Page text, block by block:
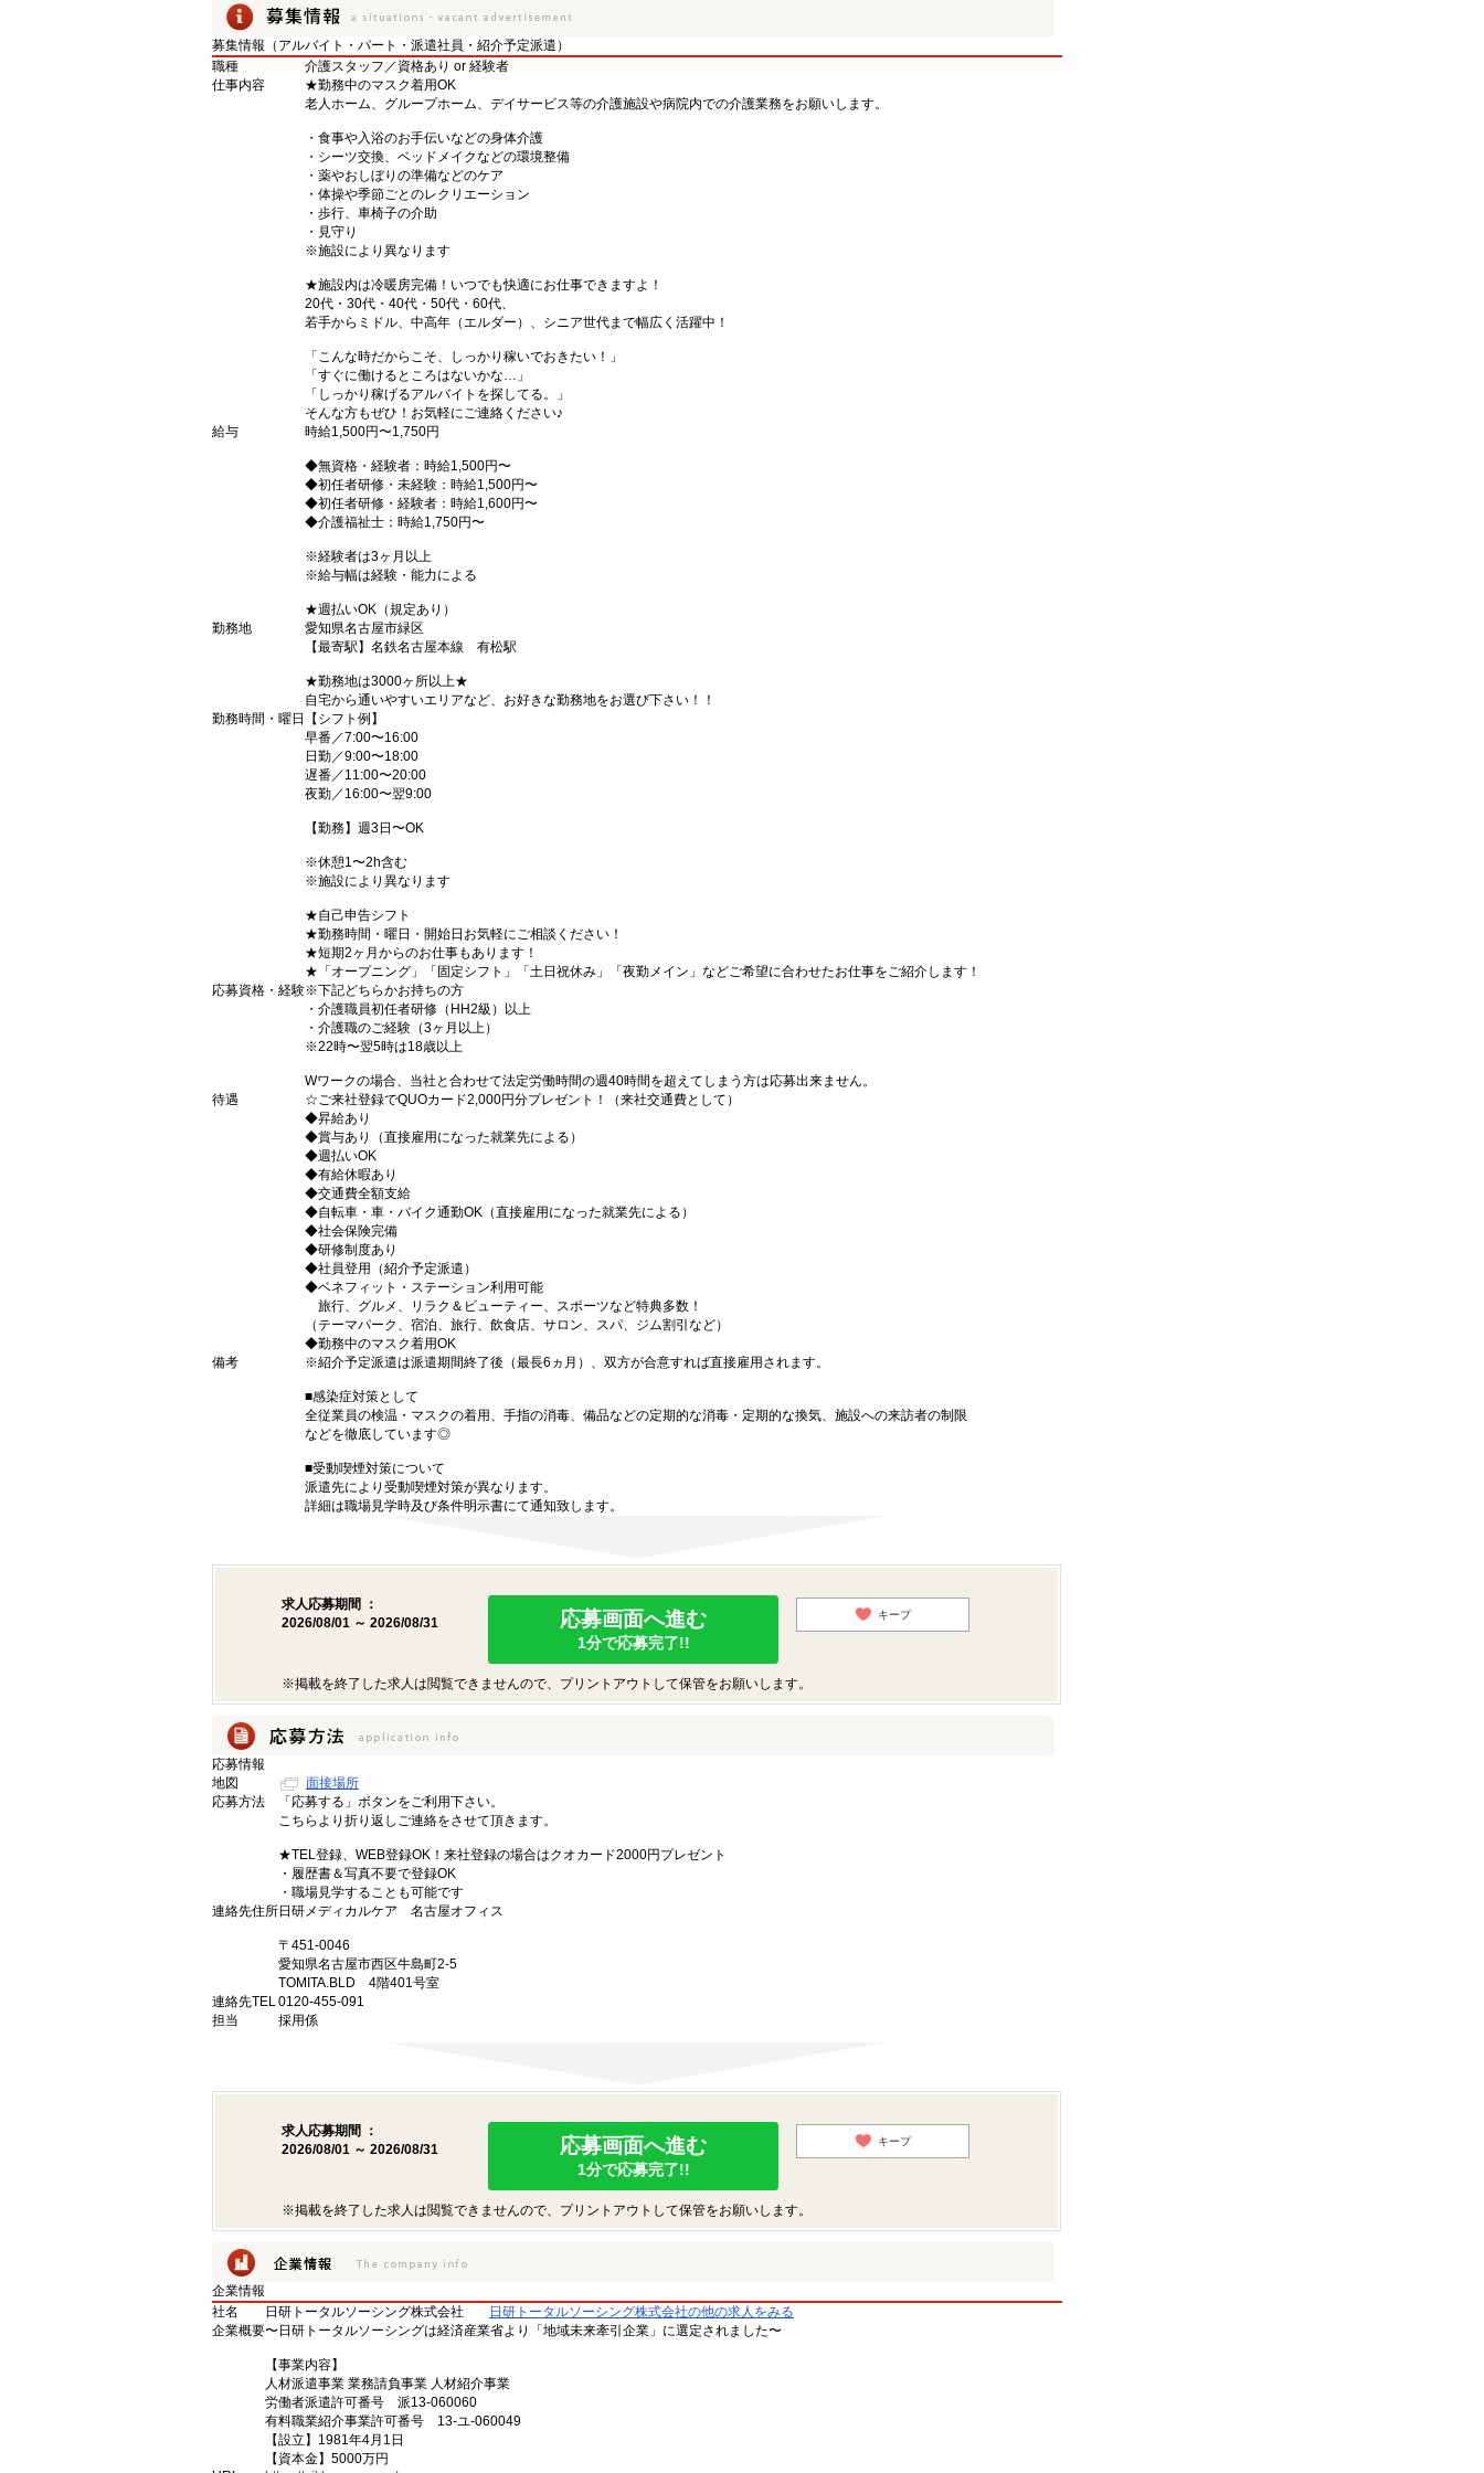
募集情報（アルバイト・パート・派遣社員・紹介予定派遣）
職種
介護スタッフ／資格あり or 経験者
仕事内容
★勤務中のマスク着用OK
老人ホーム、グループホーム、デイサービス等の介護施設や病院内での介護業務をお願いします。
・食事や入浴のお手伝いなどの身体介護
・シーツ交換、ベッドメイクなどの環境整備
・薬やおしぼりの準備などのケア
・体操や季節ごとのレクリエーション
・歩行、車椅子の介助
・見守り
※施設により異なります
★施設内は冷暖房完備！いつでも快適にお仕事できますよ！
20代・30代・40代・50代・60代、
若手からミドル、中高年（エルダー）、シニア世代まで幅広く活躍中！
「こんな時だからこそ、しっかり稼いでおきたい！」
「すぐに働けるところはないかな…」
「しっかり稼げるアルバイトを探してる。」
そんな方もぜひ！お気軽にご連絡ください♪
給与
時給1,500円〜1,750円
◆無資格・経験者：時給1,500円〜
◆初任者研修・未経験：時給1,500円〜
◆初任者研修・経験者：時給1,600円〜
◆介護福祉士：時給1,750円〜
※経験者は3ヶ月以上
※給与幅は経験・能力による
★週払いOK（規定あり）
勤務地
愛知県名古屋市緑区
【最寄駅】名鉄名古屋本線 有松駅
★勤務地は3000ヶ所以上★
自宅から通いやすいエリアなど、お好きな勤務地をお選び下さい！！
勤務時間・曜日
【シフト例】
早番／7:00〜16:00
日勤／9:00〜18:00
遅番／11:00〜20:00
夜勤／16:00〜翌9:00
【勤務】週3日〜OK
※休憩1〜2h含む
※施設により異なります
★自己申告シフト
★勤務時間・曜日・開始日お気軽にご相談ください！
★短期2ヶ月からのお仕事もあります！
★「オープニング」「固定シフト」「土日祝休み」「夜勤メイン」などご希望に合わせたお仕事をご紹介します！
応募資格・経験※下記どちらかお持ちの方
・介護職員初任者研修（HH2級）以上
・介護職のご経験（3ヶ月以上）
※22時〜翌5時は18歳以上
Wワークの場合、当社と合わせて法定労働時間の週40時間を超えてしまう方は応募出来ません。
待遇
☆ご来社登録でQUOカード2,000円分プレゼント！（来社交通費として）
◆昇給あり
◆賞与あり（直接雇用になった就業先による）
◆週払いOK
◆有給休暇あり
◆交通費全額支給
◆自転車・車・バイク通勤OK（直接雇用になった就業先による）
◆社会保険完備
◆研修制度あり
◆社員登用（紹介予定派遣）
◆ベネフィット・ステーション利用可能
旅行、グルメ、リラク＆ビューティー、スポーツなど特典多数！
（テーマパーク、宿泊、旅行、飲食店、サロン、スパ、ジム割引など）
◆勤務中のマスク着用OK
備考
※紹介予定派遣は派遣期間終了後（最長6ヵ月）、双方が合意すれば直接雇用されます。
■感染症対策として
全従業員の検温・マスクの着用、手指の消毒、備品などの定期的な消毒・定期的な換気、施設への来訪者の制限
などを徹底しています◎
■受動喫煙対策について
派遣先により受動喫煙対策が異なります。
詳細は職場見学時及び条件明示書にて通知致します。
求人応募期間 ：
2026/08/01 ～ 2026/08/31
応募画面へ進む
1分で応募完了!!
キープ
※掲載を終了した求人は閲覧できませんので、プリントアウトして保管をお願いします。
応募情報
地図
面接場所
応募方法
「応募する」ボタンをご利用下さい。
こちらより折り返しご連絡をさせて頂きます。
★TEL登録、WEB登録OK！来社登録の場合はクオカード2000円プレゼント
・履歴書＆写真不要で登録OK
・職場見学することも可能です
連絡先住所日研メディカルケア 名古屋オフィス
〒451-0046
愛知県名古屋市西区牛島町2-5
TOMITA.BLD 4階401号室
連絡先TEL0120-455-091
担当
採用係
求人応募期間 ：
2026/08/01 ～ 2026/08/31
応募画面へ進む
1分で応募完了!!
キープ
※掲載を終了した求人は閲覧できませんので、プリントアウトして保管をお願いします。
企業情報
社名
日研トータルソーシング株式会社
日研トータルソーシング株式会社の他の求人をみる
企業概要〜日研トータルソーシングは経済産業省より「地域未来牽引企業」に選定されました〜
【事業内容】
人材派遣事業 業務請負事業 人材紹介事業
労働者派遣許可番号 派13-060060
有料職業紹介事業許可番号 13-ユ-060049
【設立】1981年4月1日
【資本金】5000万円